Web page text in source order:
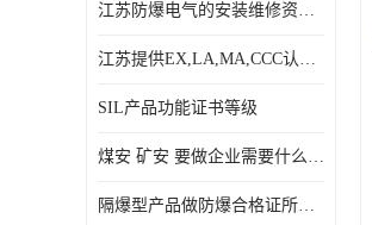
江苏防爆电气的安装维修资质证书
江苏提供EX,LA,MA,CCC认证，免费咨询服务
SIL产品功能证书等级
煤安 矿安 要做企业需要什么条件
隔爆型产品做防爆合格证所需资料